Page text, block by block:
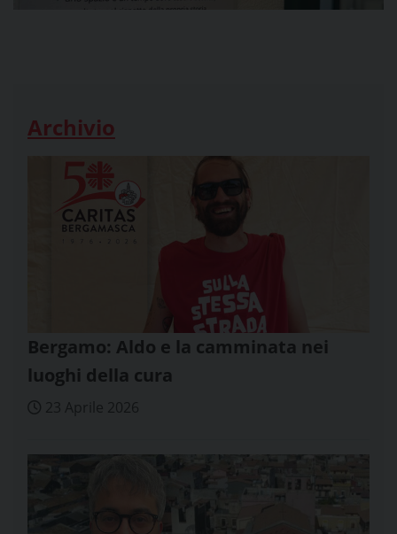
Archivio
Bergamo: Aldo e la camminata nei
luoghi della cura
23 Aprile 2026